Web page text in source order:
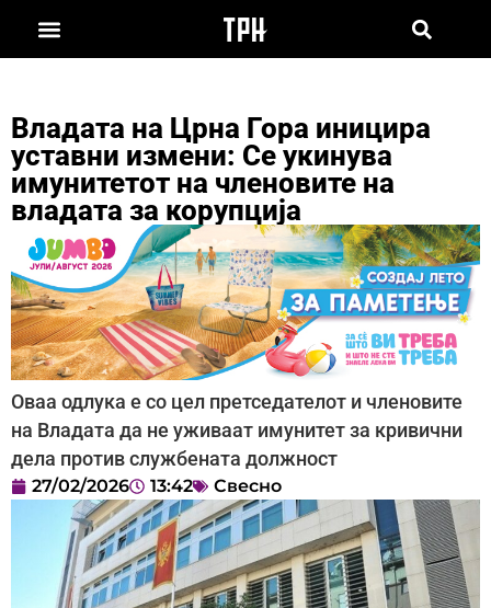
Владата на Црна Гора иницира
уставни измени: Се укинува
имунитетот на членовите на
владата за корупција
Оваа одлука е со цел претседателот и членовите
на Владата да не уживаат имунитет за кривични
дела против службената должност
27/02/2026 13:42 Свесно